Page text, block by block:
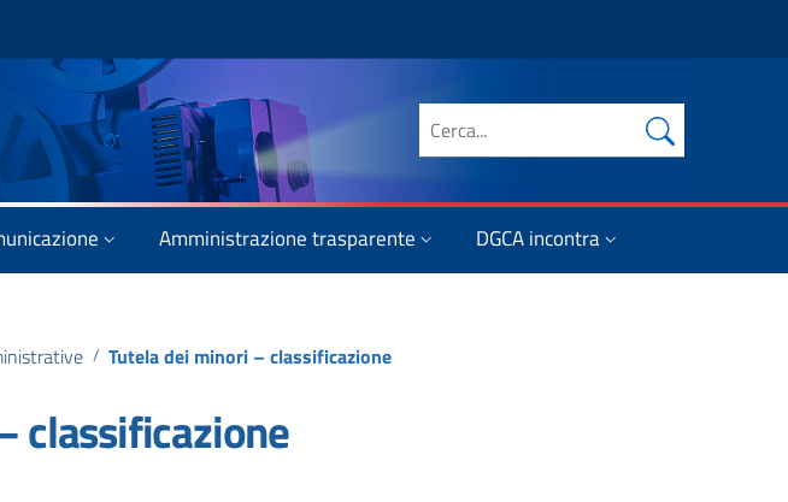
Cerca nel sito
Amministrazione trasparente DGCA incontra
/ Tutela dei minori – classificazione
classificazione